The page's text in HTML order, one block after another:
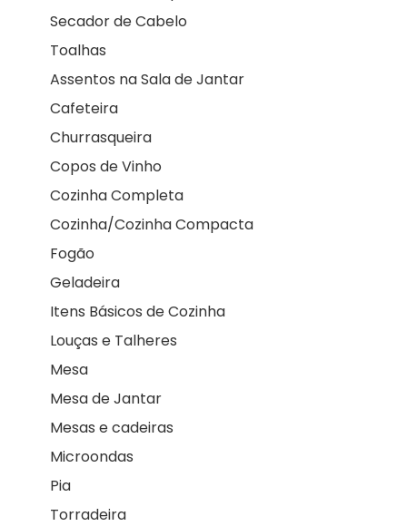
Secador de Cabelo
Toalhas
Assentos na Sala de Jantar
Cafeteira
Churrasqueira
Copos de Vinho
Cozinha Completa
Cozinha/Cozinha Compacta
Fogão
Geladeira
Itens Básicos de Cozinha
Louças e Talheres
Mesa
Mesa de Jantar
Mesas e cadeiras
Microondas
Pia
Torradeira